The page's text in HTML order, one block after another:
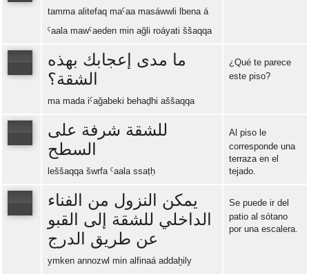
tamma alitefaq maˁaa masáwwli lbena á
ˁaala mawˁaeden min ağli roáyati ššaqqa
ما مدى إعجابك بهذه
الشقة؟
ma mada iˁağabeki behaḏhi aššaqqa
¿Qué te parece
este piso?
للشقة شرفة على
السطح
leššaqqa šwrfa ˁaala ssaṭḥ
Al piso le
corresponde una
terraza en el
tejado.
يمكن النزول من الفناء
الداخلي للشقة إلى القبو
عن طريق الدرج
ymken annozwl min alfinaá addaḫily
Se puede ir del
patio al sótano
por una escalera.